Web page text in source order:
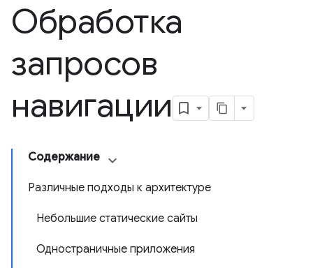
Обработка
запросов
навигации
Содержание
Различные подходы к архитектуре
Небольшие статические сайты
Одностраничные приложения